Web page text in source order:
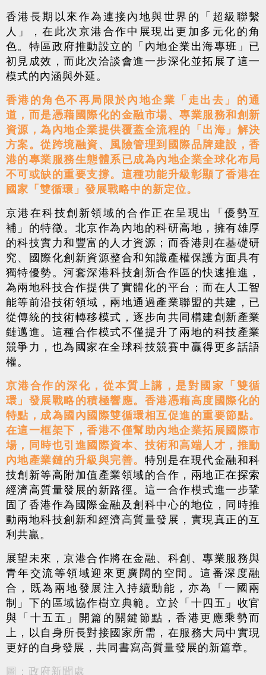
香港長期以來作為連接內地與世界的「超級聯繫
人」，在此次京港合作中展現出更加多元化的角
色。特區政府推動設立的「內地企業出海專班」已
初見成效，而此次洽談會進一步深化並拓展了這一
模式的內涵與外延。
香港的角色不再局限於內地企業「走出去」的通
道，而是憑藉國際化的金融市場、專業服務和創新
資源，為內地企業提供覆蓋全流程的「出海」解決
方案。從跨境融資、風險管理到國際品牌建設，香
港的專業服務生態體系已成為內地企業全球化布局
不可或缺的重要支撐。這種功能升級彰顯了香港在
國家「雙循環」發展戰略中的新定位。
京港在科技創新領域的合作正在呈現出「優勢互
補」的特徵。北京作為內地的科研高地，擁有雄厚
的科技實力和豐富的人才資源；而香港則在基礎研
究、國際化創新資源整合和知識產權保護方面具有
獨特優勢。河套深港科技創新合作區的快速推進，
為兩地科技合作提供了實體化的平台；而在人工智
能等前沿技術領域，兩地通過產業聯盟的共建，已
從傳統的技術轉移模式，逐步向共同構建創新產業
鏈邁進。這種合作模式不僅提升了兩地的科技產業
競爭力，也為國家在全球科技競賽中贏得更多話語
權。
京港合作的深化，從本質上講，是對國家「雙循
環」發展戰略的積極響應。香港憑藉高度國際化的
特點，成為國內國際雙循環相互促進的重要節點。
在這一框架下，香港不僅幫助內地企業拓展國際市
場，同時也引進國際資本、技術和高端人才，推動
內地產業鏈的升級與完善。 特別是在現代金融和科
技創新等高附加值產業領域的合作，兩地正在探索
經濟高質量發展的新路徑。這一合作模式進一步鞏
固了香港作為國際金融及創科中心的地位，同時推
動兩地科技創新和經濟高質量發展，實現真正的互
利共贏。
展望未來，京港合作將在金融、科創、專業服務與
青年交流等領域迎來更廣闊的空間。這番深度融
合，既為兩地發展注入持續動能，亦為「一國兩
制」下的區域協作樹立典範。立於「十四五」收官
與「十五五」開篇的關鍵節點，香港更應乘勢而
上，以自身所長對接國家所需，在服務大局中實現
更好的自身發展，共同書寫高質量發展的新篇章。
圖：政府新聞處